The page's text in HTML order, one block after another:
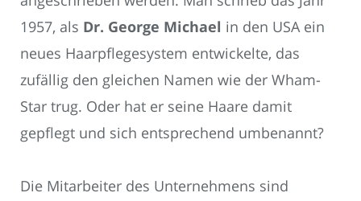
1957, als Dr. George Michael in den USA ein
neues Haarpflegesystem entwickelte, das
zufällig den gleichen Namen wie der Wham-
Star trug. Oder hat er seine Haare damit
gepflegt und sich entsprechend umbenannt?
Die Mitarbeiter des Unternehmens sind